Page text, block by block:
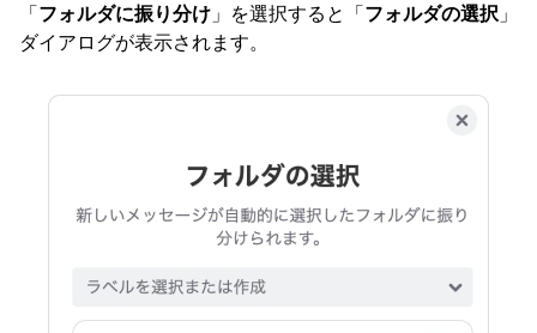
「フォルダに振り分け 」を選択すると「フォルダの選択 」
ダイアログが表示されます。